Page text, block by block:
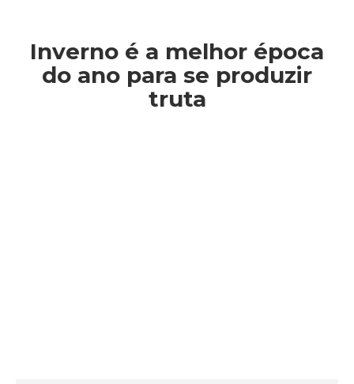
Inverno é a melhor época
do ano para se produzir
truta